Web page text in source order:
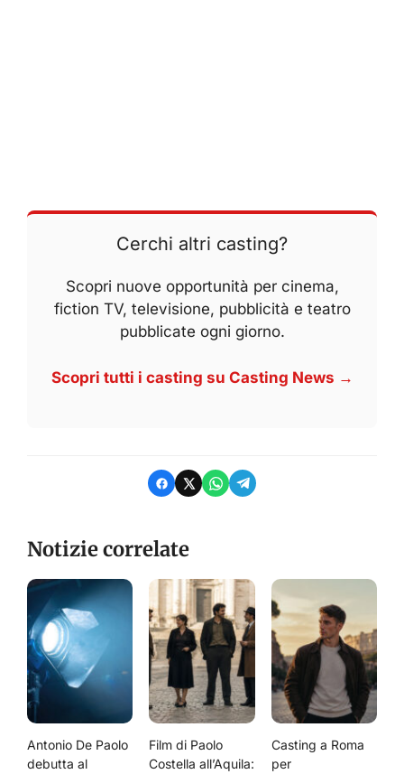
Cerchi altri casting?
Scopri nuove opportunità per cinema,
fiction TV, televisione, pubblicità e teatro
pubblicate ogni giorno.
Scopri tutti i casting su Casting News →
Notizie correlate
Antonio De Paolo
debutta al
Film di Paolo
Costella all’Aquila:
Casting a Roma
per